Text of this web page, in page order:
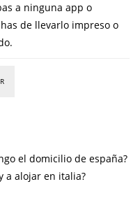
a ninguna app o
de llevarlo impreso o
el domicilio de españa?
a alojar en italia?